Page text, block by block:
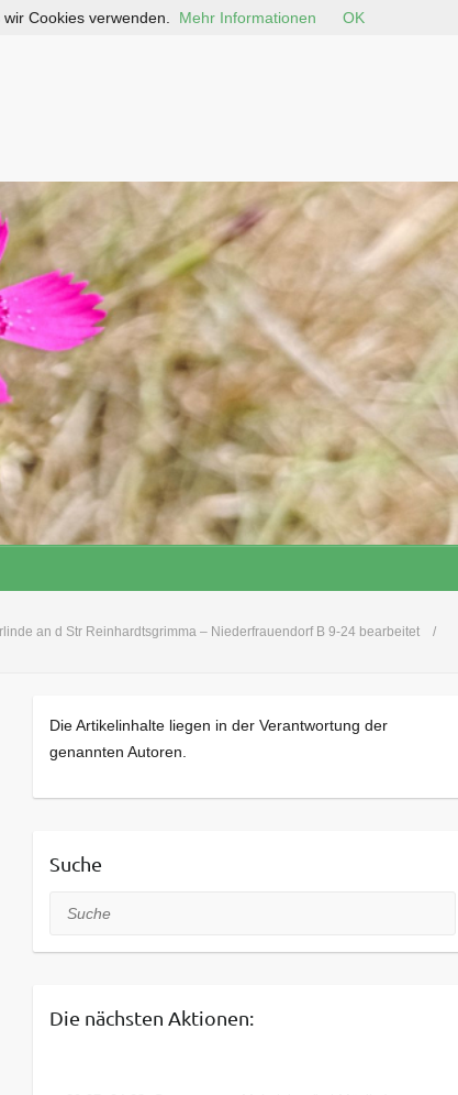
an d Str Reinhardtsgrimma – Niederfrauendorf B 9-24 bearbeitet
Die Artikelinhalte liegen in der Verantwortung der
genannten Autoren.
Suche
Suche
Die nächsten Aktionen:
Cookies verwenden. Mehr Informationen OK